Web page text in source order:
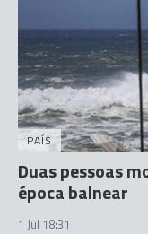
PAÍS
Duas pessoas
época balnear
1 Jul 18:31